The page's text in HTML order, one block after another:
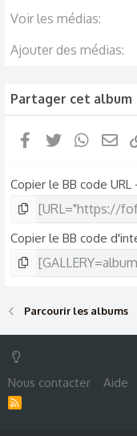
Voir les médias
Ajouter des médias
Partager cet album
FacebookTwitter
Copier le BB code URL
Copier le BB code
Parcourir les albums
Nous contacter Aide